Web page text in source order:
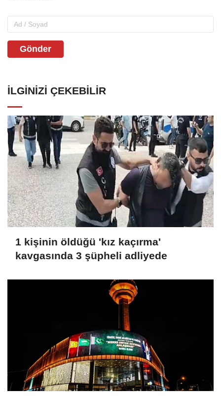
Gönder
İLGINIZI ÇEKEBILIR
1 kişinin öldüğü 'kız kaçırma'
kavgasında 3 şüpheli adliyede